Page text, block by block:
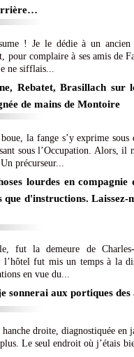
! Je le dédie à un ancien
complaire à ses amis de
ne sifflais...
Rebatet, Brasillach sur
de mains de Montoire
la fange s’y exprime sous
sous l’Occupation. Alors, il
précurseur...
lourdes en compagnie
que d'instructions.
fut la demeure de
fut mis un temps à la
en vue du...
sonnerai aux portiques des
droite, diagnostiquée en
Le seul endroit où j’étais